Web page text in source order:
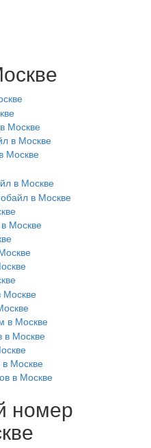
Москве
в Москве
Москве
в Москве
в Москве
Москве
в Москве
в Москве
Москве
в Москве
номер